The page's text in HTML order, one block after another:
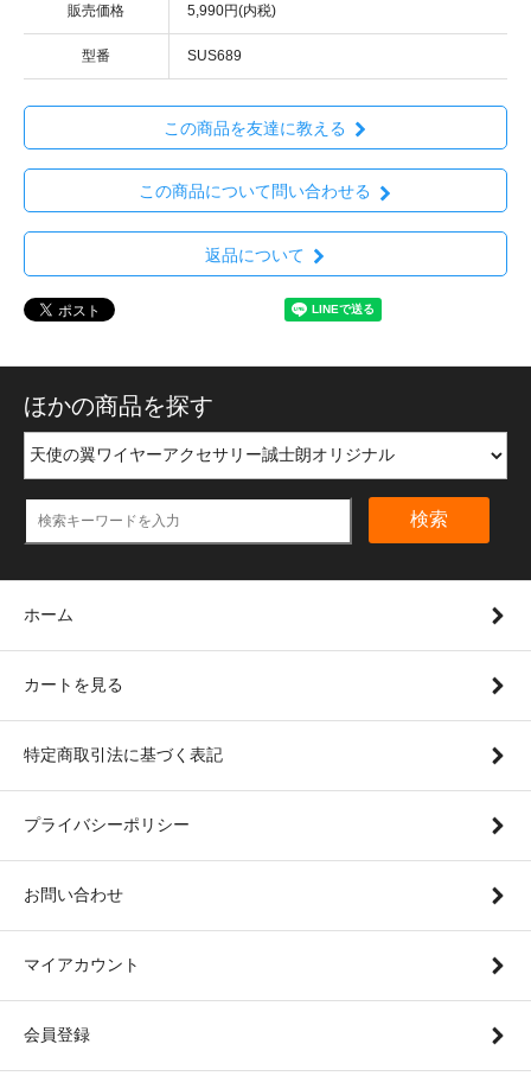
販売価格 5,990円(内税)
型番 SUS689
この商品を友達に教える
この商品について問い合わせる
返品について
ほかの商品を探す
検索
ホーム
カートを見る
特定商取引法に基づく表記
プライバシーポリシー
お問い合わせ
マイアカウント
会員登録